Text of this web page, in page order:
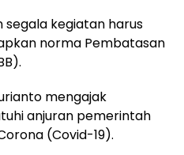
kegiatan harus
norma Pembatasan
mengajak
anjuran pemerintah
(Covid-19).